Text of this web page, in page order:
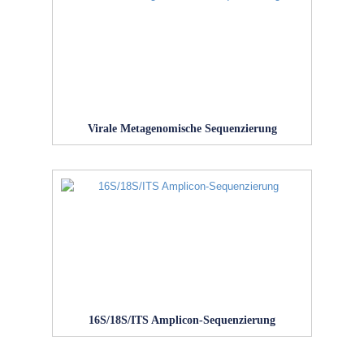
Virale Metagenomische Sequenzierung
16S/18S/ITS Amplicon-Sequenzierung